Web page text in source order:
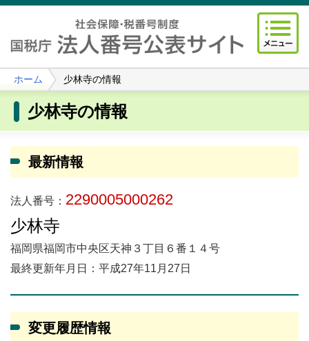
ホーム 少林寺の情報
少林寺の情報
最新情報
法人番号： 2290005000262
少林寺
福岡県福岡市中央区天神３丁目６番１４号
最終更新年月日：平成27年11月27日
変更履歴情報